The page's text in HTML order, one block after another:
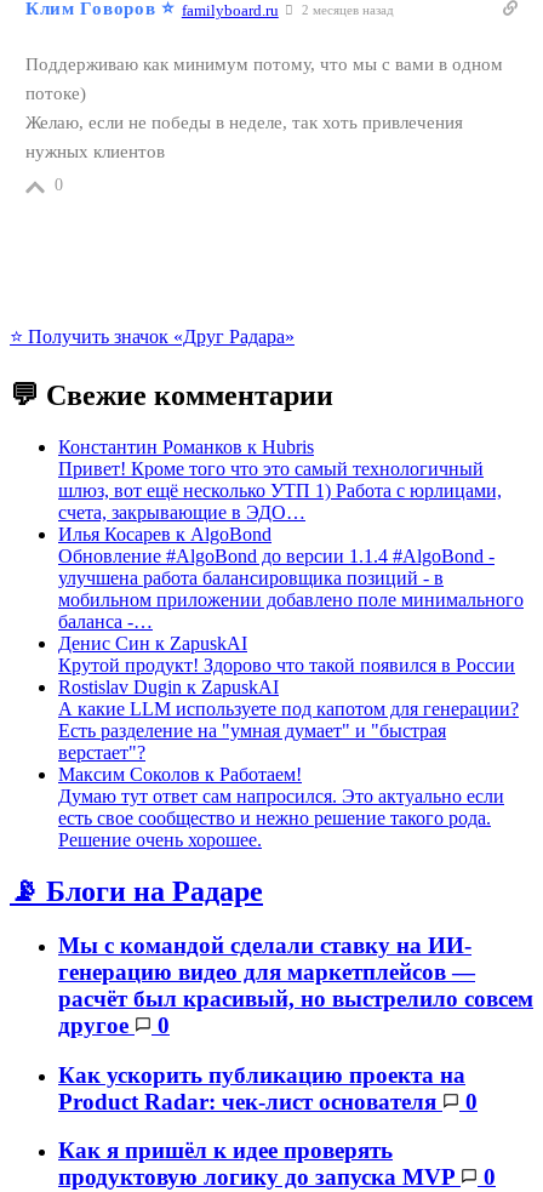
Клим Говоров ⭐️ familyboard.ru 2 месяцев назад
Поддерживаю как минимум потому, что мы с вами в одном
потоке)
Желаю, если не победы в неделе, так хоть привлечения
нужных клиентов
0
⭐️ Получить значок «Друг Радара»
💬 Свежие комментарии
Константин Романков к Hubris
Привет! Кроме того что это самый технологичный
шлюз, вот ещё несколько УТП 1) Работа с юрлицами,
счета, закрывающие в ЭДО…
Илья Косарев к AlgoBond
Обновление #AlgoBond до версии 1.1.4 #AlgoBond -
улучшена работа балансировщика позиций - в
мобильном приложении добавлено поле минимального
баланса -…
Денис Син к ZapuskAI
Крутой продукт! Здорово что такой появился в России
Rostislav Dugin к ZapuskAI
А какие LLM используете под капотом для генерации?
Есть разделение на "умная думает" и "быстрая
верстает"?
Максим Соколов к Работаем!
Думаю тут ответ сам напросился. Это актуально если
есть свое сообщество и нежно решение такого рода.
Решение очень хорошее.
📡 Блоги на Радаре
Мы с командой сделали ставку на ИИ-
генерацию видео для маркетплейсов —
расчёт был красивый, но выстрелило совсем
другое
0
Как ускорить публикацию проекта на
Product Radar: чек-лист основателя
0
Как я пришёл к идее проверять
продуктовую логику до запуска MVP
0